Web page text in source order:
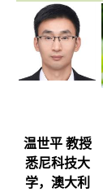
温世平 教授
悉尼科技大
学，澳大利